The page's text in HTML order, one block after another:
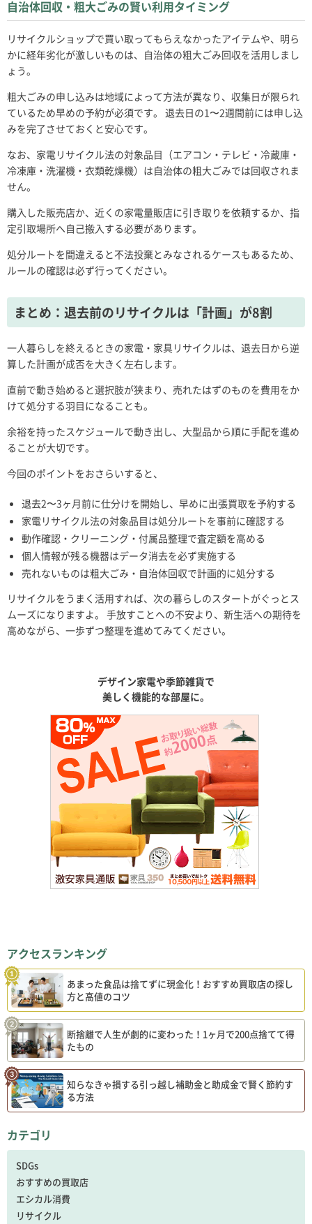
自治体回収・粗大ごみの賢い利用タイミング
リサイクルショップで買い取ってもらえなかったアイテムや、明ら
かに経年劣化が激しいものは、自治体の粗大ごみ回収を活用しまし
ょう。
粗大ごみの申し込みは地域によって方法が異なり、収集日が限られ
ているため早めの予約が必須です。 退去日の1〜2週間前には申し込
みを完了させておくと安心です。
なお、家電リサイクル法の対象品目（エアコン・テレビ・冷蔵庫・
冷凍庫・洗濯機・衣類乾燥機）は自治体の粗大ごみでは回収されま
せん。
購入した販売店か、近くの家電量販店に引き取りを依頼するか、指
定引取場所へ自己搬入する必要があります。
処分ルートを間違えると不法投棄とみなされるケースもあるため、
ルールの確認は必ず行ってください。
まとめ：退去前のリサイクルは「計画」が8割
一人暮らしを終えるときの家電・家具リサイクルは、退去日から逆
算した計画が成否を大きく左右します。
直前で動き始めると選択肢が狭まり、売れたはずのものを費用をか
けて処分する羽目になることも。
余裕を持ったスケジュールで動き出し、大型品から順に手配を進め
ることが大切です。
今回のポイントをおさらいすると、
退去2〜3ヶ月前に仕分けを開始し、早めに出張買取を予約する
家電リサイクル法の対象品目は処分ルートを事前に確認する
動作確認・クリーニング・付属品整理で査定額を高める
個人情報が残る機器はデータ消去を必ず実施する
売れないものは粗大ごみ・自治体回収で計画的に処分する
リサイクルをうまく活用すれば、次の暮らしのスタートがぐっとス
ムーズになりますよ。 手放すことへの不安より、新生活への期待を
高めながら、一歩ずつ整理を進めてみてください。
デザイン家電や季節雑貨で
美しく機能的な部屋に。
アクセスランキング
あまった食品は捨てずに現金化！おすすめ買取店の探し
方と高値のコツ
断捨離で人生が劇的に変わった！1ヶ月で200点捨てて得
たもの
知らなきゃ損する引っ越し補助金と助成金で賢く節約す
る方法
カテゴリ
SDGs
おすすめの買取店
エシカル消費
リサイクル